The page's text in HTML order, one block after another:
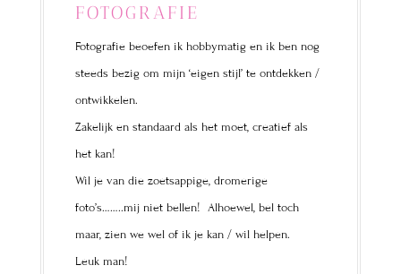
FOTOGRAFIE
Fotografie beoefen ik hobbymatig en ik ben nog
steeds bezig om mijn ‘eigen stijl’ te ontdekken /
ontwikkelen.
Zakelijk en standaard als het moet, creatief als
het kan!
Wil je van die zoetsappige, dromerige
foto’s……..mij niet bellen! Alhoewel, bel toch
maar, zien we wel of ik je kan / wil helpen.
Leuk man!